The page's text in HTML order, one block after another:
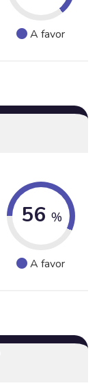
A favor
56 %
A favor